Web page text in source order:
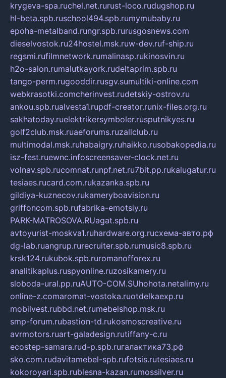
krygeva-spa.ruchel.net.rurust-loco.rudugshop.ru
hl-beta.spb.ruschool494.spb.rumymubaby.ru
epoha-metalband.rungr.spb.rurusgosnews.com
dieselvostok.ru24hostel.msk.ruw-dev.ruf-ship.ru
regsmi.rufilmnetwork.rumalinasp.rukinosvin.ru
h2o-salon.rumalutkayork.rudeltaprim.spb.ru
tango-perm.rugooddir.rusgv.sumultiki-online.com
webkrasotki.comcherinvest.rudetskiy-ostrov.ru
ankou.spb.rualvesta1.rupdf-creator.runix-files.org.ru
sakhatoday.ruelektrikersymboler.rusputnikyes.ru
golf2club.msk.ruaeforums.ruzallclub.ru
multimodal.msk.ruhabaigry.ruhaikko.rusobakopedia.ru
isz-fest.ruewnc.infoscreensaver-clock.net.ru
volnav.spb.rucomnat.runpf.net.ru7bit.pp.rukalugatur.ru
tesiaes.rucard.com.rukazanka.spb.ru
gildiya-kuznecov.rukameryboavision.ru
griffoncom.spb.rufabrika-emotsiy.ru
PARK-MATROSOVA.RUagat.spb.ru
avtoyurist-moskva1.ruhardware.org.ruсхема-авто.рф
dg-lab.ruangrup.rurecruiter.spb.rumusic8.spb.ru
krsk124.rukubok.spb.ruromanofforex.ru
analitikaplus.ruspyonline.ruzosikamery.ru
sloboda-ural.pp.ruAUTO-COM.SUhohota.netalimy.ru
online-z.comaromat-vostoka.ruotdelkaexp.ru
mobilvest.rubbd.net.rumebelshop.msk.ru
smp-forum.rubastion-td.rukosmoscreative.ru
avrmotors.ruart-galadesign.rutiffany-c.ru
ecostep-samara.rud-p.spb.ruгалактика73.рф
sko.com.rudavitamebel-spb.rufotsis.rutesiaes.ru
kokoroyari.spb.rublesna-kazan.rumossilver.ru